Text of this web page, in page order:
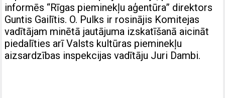
informēs “Rīgas pieminekļu aģentūra” direktors
Guntis Gailītis. O. Pulks ir rosinājis Komitejas
vadītājam minētā jautājuma izskatīšanā aicināt
piedalīties arī Valsts kultūras pieminekļu
aizsardzības inspekcijas vadītāju Juri Dambi.